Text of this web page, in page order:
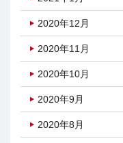
2020年12月
2020年11月
2020年10月
2020年9月
2020年8月